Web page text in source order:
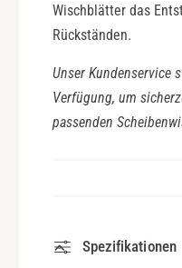
Wischblätter das
Rückständen.
Unser Kundenservice
Verfügung, um
passenden
Spezifikationen